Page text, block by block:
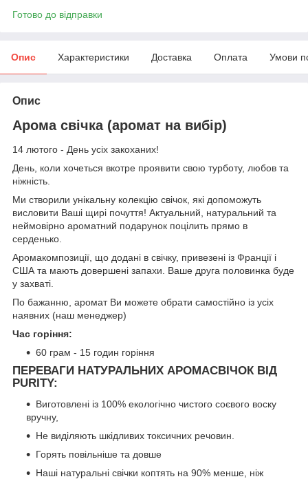
Готово до відправки
Опис Характеристики Доставка Оплата Умови
Опис
Арома свічка (аромат на вибір)
14 лютого - День усіх закоханих!
День, коли хочеться вкотре проявити свою турботу, любов та
ніжність.
Ми створили унікальну колекцію свічок, які допоможуть
висловити Ваші щирі почуття! Актуальний, натуральний та
неймовірно ароматний подарунок поцілить прямо в
серденько.
Аромакомпозиції, що додані в свічку, привезені із Франції і
США та мають довершені запахи. Ваше друга половинка буде
у захваті.
По бажанню, аромат Ви можете обрати самостійно із усіх
наявних (наш менеджер)
Час горіння:
60 грам - 15 годин горіння
ПЕРЕВАГИ НАТУРАЛЬНИХ АРОМАСВІЧОК ВІД
PURITY:
Виготовлені із 100% екологічно чистого соєвого воску
вручну,
Не виділяють шкідливих токсичних речовин.
Горять повільніше та довше
Наші натуральні свічки коптять на 90% менше, ніж